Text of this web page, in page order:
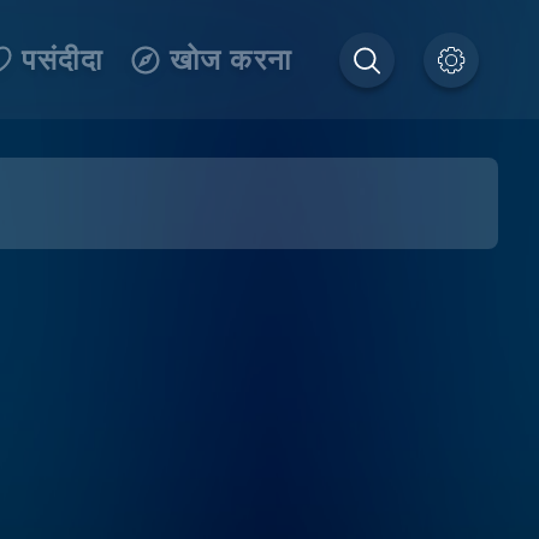
पसंदीदा खोज करना